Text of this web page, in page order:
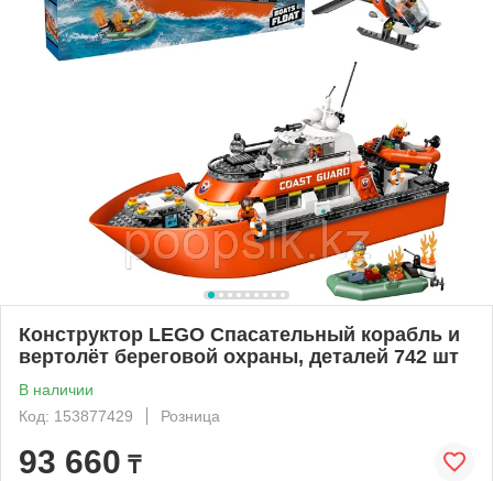
Конструктор LEGO Спасательный корабль и
вертолёт береговой охраны, деталей 742 шт
В наличии
Код: 153877429
Розница
93 660 ₸